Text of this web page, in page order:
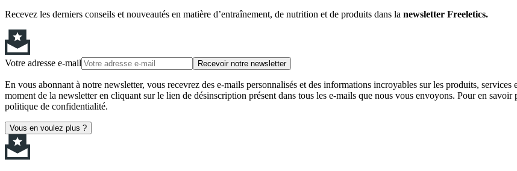
Recevez les derniers conseils et nouveautés en matière d’entraînement, de nutrition et de produits dans la newsletter Freeletics.
Votre adresse e-mail Recevoir notre newsletter
En vous abonnant à notre newsletter, vous recevrez des e-mails personnalisés et des informations incroyables sur les produits,
moment de la newsletter en cliquant sur le lien de désinscription présent dans tous les e-mails que nous vous envoyons. Pour en
politique de confidentialité.
Vous en voulez plus ?